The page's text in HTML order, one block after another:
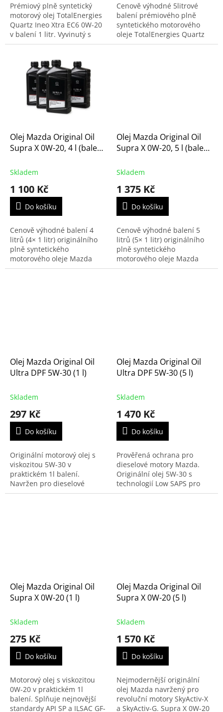
Prémiový plně syntetický
motorový olej TotalEnergies
Quartz Ineo Xtra EC6 0W-20
v balení 1 litr. Vyvinutý s
využitím pokročilé
maximální úsporu...
Cenově výhodné 5litrové
balení prémiového plně
syntetického motorového
oleje TotalEnergies Quartz
Ineo Xtra EC6 0W-20. Využívá
Olej Mazda Original Oil
Supra X 0W-20, 4 l (balení
Skladem
1 100 Kč
Do košíku
Cenově výhodné balení 4
litrů (4× 1 litr) originálního
plně syntetického
motorového oleje Mazda
Original Oil Supra-X 0W-20.
Olej Mazda Original Oil
Supra X 0W-20, 5 l (balení
Skladem
1 375 Kč
Do košíku
Cenově výhodné balení 5
litrů (5× 1 litr) originálního
plně syntetického
motorového oleje Mazda
Original Oil Supra-X 0W-20.
Olej Mazda Original Oil
Ultra DPF 5W-30 (1 l)
Skladem
297 Kč
Do košíku
Originální motorový olej s
viskozitou 5W-30 v
praktickém 1l balení.
Navržen pro dieselové
motory Mazda s filtrem
Olej Mazda Original Oil
Ultra DPF 5W-30 (5 l)
Skladem
1 470 Kč
Do košíku
Prověřená ochrana pro
dieselové motory Mazda.
Originální olej 5W-30 s
technologií Low SAPS pro
ochranu filtru pevných částic
Olej Mazda Original Oil
Supra X 0W-20 (1 l)
Skladem
275 Kč
Do košíku
Motorový olej s viskozitou
0W-20 v praktickém 1l
balení. Splňuje nejnovější
standardy API SP a ILSAC GF-
Olej Mazda Original Oil
Supra X 0W-20 (5 l)
Skladem
1 570 Kč
Do košíku
Nejmodernější originální
olej Mazda navržený pro
revoluční motory SkyActiv-X
a SkyActiv-G. Supra X 0W-20